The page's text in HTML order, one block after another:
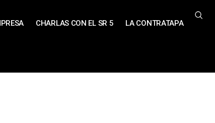
CHARLAS CON EL SR 5 LA CONTRATAPA